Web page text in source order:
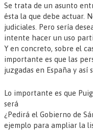
Se trata de un asunto
ésta la que debe actuar.
judiciales. Pero sería
intente hacer un uso
Y en concreto, sobre el
importante es que las
juzgadas en España y así
Lo importante es que
será
¿Pedirá el Gobierno de
ejemplo para ampliar la